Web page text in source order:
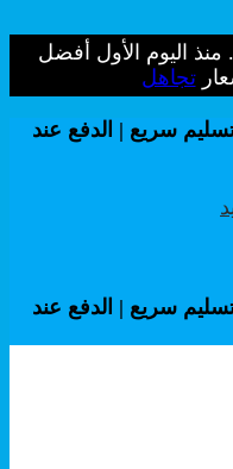
اليوم الأول أفضل
تجاهل
سريع | الدفع عند
سريع | الدفع عند